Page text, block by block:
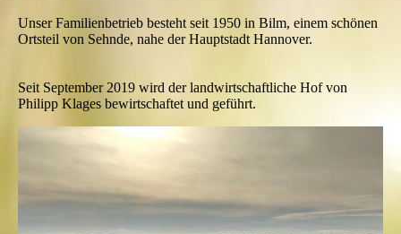
Unser Familienbetrieb besteht seit 1950 in Bilm, einem schönen
Ortsteil von Sehnde, nahe der Hauptstadt Hannover.
Seit September 2019 wird der landwirtschaftliche Hof von
Philipp Klages bewirtschaftet und geführt.